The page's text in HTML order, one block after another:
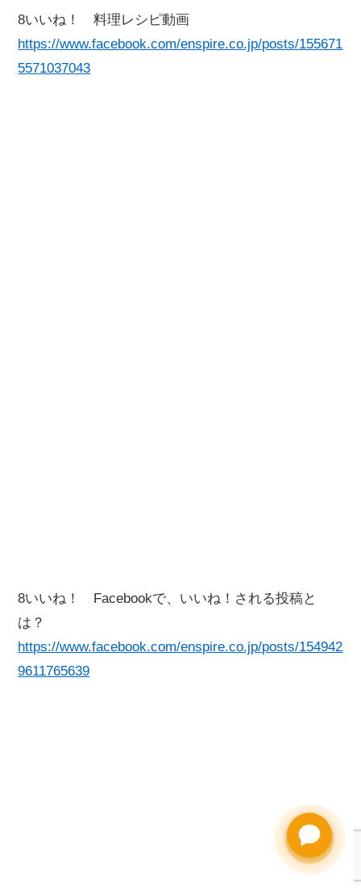
8いいね！ 料理レシピ動画
https://www.facebook.com/enspire.co.jp/posts/155671
5571037043
8いいね！ Facebookで、いいね！される投稿と
は？
https://www.facebook.com/enspire.co.jp/posts/154942
9611765639